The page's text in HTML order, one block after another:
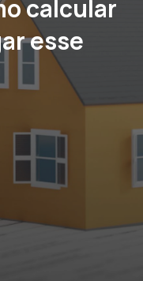
calcular
esse